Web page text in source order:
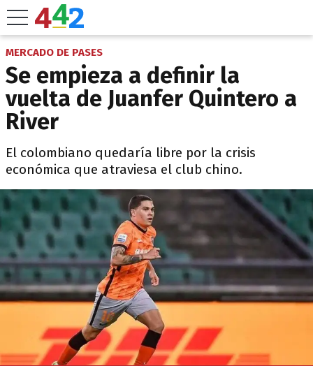
MERCADO DE PASES
Se empieza a definir la
vuelta de Juanfer Quintero a
River
El colombiano quedaría libre por la crisis
económica que atraviesa el club chino.